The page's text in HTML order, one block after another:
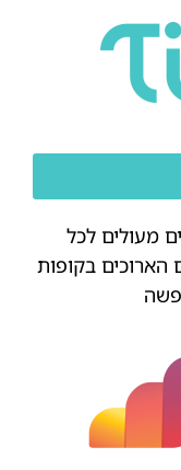
מעולים לכל
בקופות